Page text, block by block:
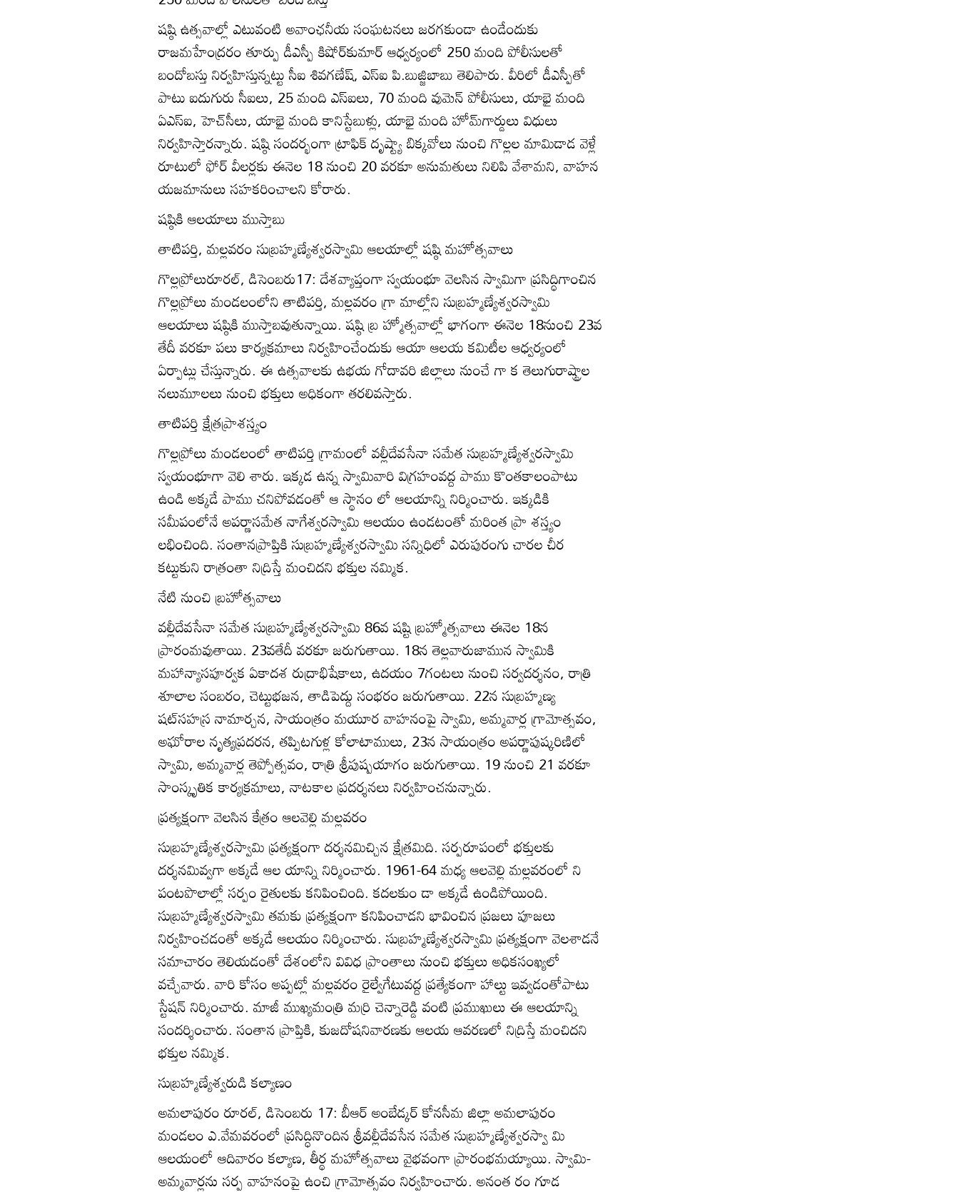
షష్ఠి ఉత్సవాల్లో ఎటువంటి అవాంఛనీయ సంఘటనలు జరగకుండా ఉండేందుకు
రాజమహేంద్రరం తూర్పు డీఎస్పీ కిషోర్‌కుమార్‌ ఆధ్వర్యంలో 250 మంది పోలీసులతో
బందోబస్తు నిర్వహిస్తున్నట్టు సీఐ శివగణేష్‌, ఎస్‌ఐ పి.బుజ్జిబాబు తెలిపారు. వీరిలో డీఎస్పీతో
పాటు ఐదుగురు సీఐలు, 25 మంది ఎస్‌ఐలు, 70 మంది వుమెన్‌ పోలీసులు, యాభై మంది
ఏఎస్‌ఐ, హెచ్‌సీలు, యాభై మంది కానిస్టేబుళ్లు, యాభై మంది హోమ్‌గార్డులు విధులు
నిర్వహిస్తారన్నారు. షష్ఠి సందర్భంగా ట్రాఫిక్‌ దృష్ట్యా బిక్కవోలు నుంచి గొల్లల మామిడాడ వెళ్లే
రూటులో ఫోర్‌ వీలర్లకు ఈనెల 18 నుంచి 20 వరకూ అనుమతులు నిలిపి వేశామని, వాహన
యజమానులు సహకరించాలని కోరారు.
షష్ఠికి ఆలయాలు ముస్తాబు
తాటిపర్తి, మల్లవరం సుబ్రహ్మణ్యేశ్వరస్వామి ఆలయాల్లో షష్ఠి మహోత్సవాలు
గొల్లప్రోలురూరల్‌, డిసెంబరు17: దేశవ్యాప్తంగా స్వయంభూ వెలసిన స్వామిగా ప్రసిద్ధిగాంచిన
గొల్లప్రోలు మండలంలోని తాటిపర్తి, మల్లవరం గ్రా మాల్లోని సుబ్రహ్మణ్యేశ్వరస్వామి
ఆలయాలు షష్ఠికి ముస్తాబవుతున్నాయి. షష్ఠి బ్ర హ్మోత్సవాల్లో భాగంగా ఈనెల 18నుంచి 23వ
తేదీ వరకూ పలు కార్యక్రమాలు నిర్వహించేందుకు ఆయా ఆలయ కమిటీల ఆధ్వర్యంలో
ఏర్పాట్లు చేస్తున్నారు. ఈ ఉత్సవాలకు ఉభయ గోదావరి జిల్లాలు నుంచే గా క తెలుగురాష్ట్రాల
నలుమూలలు నుంచి భక్తులు అధికంగా తరలివస్తారు.
తాటిపర్తి క్షేత్రప్రాశస్త్యం
గొల్లప్రోలు మండలంలో తాటిపర్తి గ్రామంలో వల్లీదేవసేనా సమేత సుబ్రహ్మణ్యేశ్వరస్వామి
స్వయంభూగా వెలి శారు. ఇక్కడ ఉన్న స్వామివారి విగ్రహంవద్ద పాము కొంతకాలంపాటు
ఉండి అక్కడే పాము చనిపోవడంతో ఆ స్థానం లో ఆలయాన్ని నిర్మించారు. ఇక్కడికి
సమీపంలోనే అపర్ణాసమేత నాగేశ్వరస్వామి ఆలయం ఉండటంతో మరింత ప్రా శస్త్యం
లభించింది. సంతానప్రాప్తికి సుబ్రహ్మణ్యేశ్వరస్వామి సన్నిధిలో ఎరుపురంగు చారల చీర
కట్టుకుని రాత్రంతా నిద్రిస్తే మంచిదని భక్తుల నమ్మిక.
నేటి నుంచి బ్రహోత్సవాలు
వల్లీదేవసేనా సమేత సుబ్రహ్మణ్యేశ్వరస్వామి 86వ షష్టి బ్రహ్మోత్సవాలు ఈనెల 18న
ప్రారంమవుతాయి. 23వతేదీ వరకూ జరుగుతాయి. 18న తెల్లవారుజామున స్వామికి
మహాన్యాసపూర్వక ఏకాదశ రుద్రాభిషేకాలు, ఉదయం 7గంటలు నుంచి సర్వదర్శనం, రాత్రి
శూలాల సంబరం, చెట్టుభజన, తాడిపెద్దు సంభరం జరుగుతాయి. 22న సుబ్రహ్మణ్య
షట్‌సహస్ర నామార్చన, సాయంత్రం మయూర వాహనంపై స్వామి, అమ్మవార్ల గ్రామోత్సవం,
అఘోరాల నృత్యప్రదరన, తప్పిటగుళ్ల కోలాటాములు, 23న సాయంత్రం అపర్ణాపుష్కరిణిలో
స్వామి, అమ్మవార్ల తెప్పోత్సవం, రాత్రి శ్రీపుష్పయాగం జరుగుతాయి. 19 నుంచి 21 వరకూ
సాంస్కృతిక కార్యక్రమాలు, నాటకాల ప్రదర్శనలు నిర్వహించనున్నారు.
ప్రత్యక్షంగా వెలసిన కేత్రం ఆలవెల్లి మల్లవరం
సుబ్రహ్మణ్యేశ్వరస్వామి ప్రత్యక్షంగా దర్శనమిచ్చిన క్షేత్రమిది. సర్పరూపంలో భక్తులకు
దర్శనమివ్వగా అక్కడే ఆల యాన్ని నిర్మించారు. 1961-64 మధ్య ఆలవెల్లి మల్లవరంలో ని
పంటపొలాల్లో సర్పం రైతులకు కనిపించింది. కదలకుం డా అక్కడే ఉండిపోయింది.
సుబ్రహ్మణ్యేశ్వరస్వామి తమకు ప్రత్యక్షంగా కనిపించాడని భావించిన ప్రజలు పూజలు
నిర్వహించడంతో అక్కడే ఆలయం నిర్మించారు. సుబ్రహ్మణ్యేశ్వరస్వామి ప్రత్యక్షంగా వెలశాడనే
సమాచారం తెలియడంతో దేశంలోని వివిధ ప్రాంతాలు నుంచి భక్తులు అధికసంఖ్యలో
వచ్చేవారు. వారి కోసం అప్పట్లో మల్లవరం రైల్వేగేటువద్ద ప్రత్యేకంగా హాల్టు ఇవ్వడంతోపాటు
స్టేషన్‌ నిర్మించారు. మాజీ ముఖ్యమంత్రి మర్రి చెన్నారెడ్డి వంటి ప్రముఖులు ఈ ఆలయాన్ని
సందర్శించారు. సంతాన ప్రాప్తికి, కుజదోషనివారణకు ఆలయ ఆవరణలో నిద్రిస్తే మంచిదని
భక్తుల నమ్మిక.
సుబ్రహ్మణ్యేశ్వరుడి కల్యాణం
అమలాపురం రూరల్‌, డిసెంబరు 17: బీఆర్‌ అంబేడ్కర్‌ కోనసీమ జిల్లా అమలాపురం
మండలం ఎ.వేమవరంలో ప్రసిద్ధినొందిన శ్రీవల్లీదేవసేన సమేత సుబ్రహ్మణ్యేశ్వరస్వా మి
ఆలయంలో ఆదివారం కల్యాణ, తీర్థ మహోత్సవాలు వైభవంగా ప్రారంభమయ్యాయి. స్వామి-
అమ్మవార్లను సర్ప వాహనంపై ఉంచి గ్రామోత్సవం నిర్వహించారు. అనంత రం గూడ